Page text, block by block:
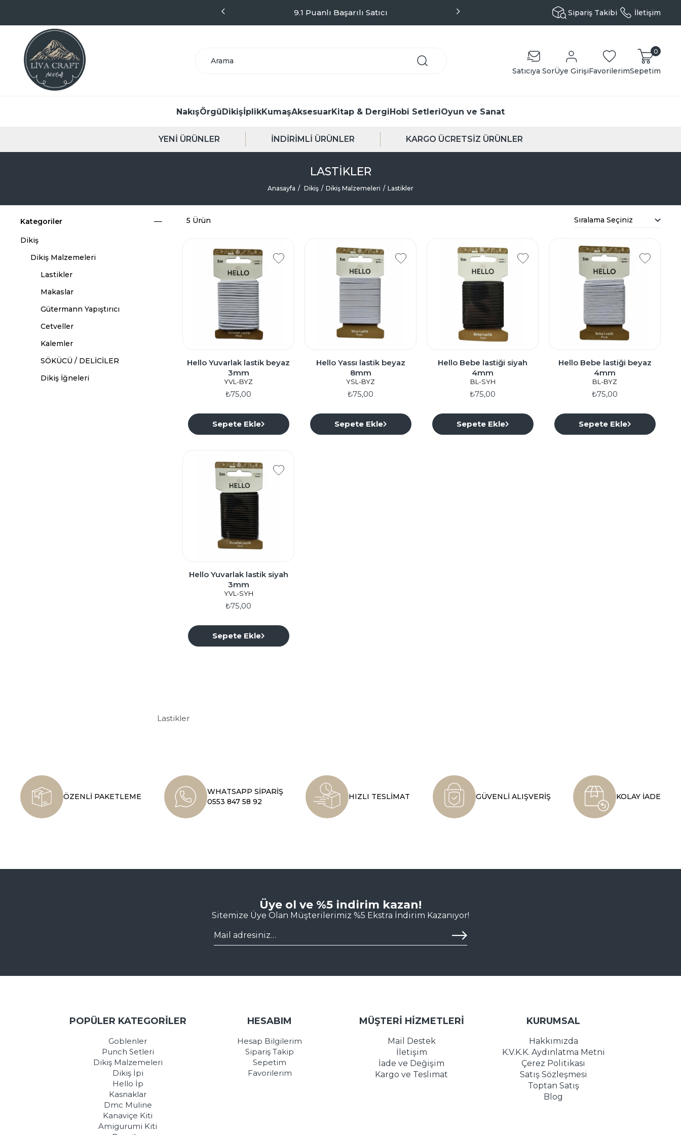
9.1 Puanlı Başarılı Satıcı Kargo Sadece 99TL - Kapıda Ödeme Seçeneği
Sipariş Takibi İletişim
Satıcıya SorÜye GirişiFavorilerimSepetim
0
NakışÖrgüDikişİplikKumaşAksesuarKitap & DergiHobi SetleriOyun ve Sanat
YENİ ÜRÜNLER İNDİRİMLİ ÜRÜNLER KARGO ÜCRETSİZ ÜRÜNLER
LASTIKLER
Anasayfa Dikiş Dikiş Malzemeleri Lastikler
Kategoriler
Dikiş
Dikiş Malzemeleri
Lastikler
Makaslar
Gütermann Yapıştırıcı
Cetveller
Kalemler
SÖKÜCÜ / DELİCİLER
Dikiş İğneleri
5 Ürün
Hello Yuvarlak lastik beyaz
3mm
YVL-BYZ
₺75,00
Sepete Ekle
Hello Yassı lastik beyaz
8mm
YSL-BYZ
₺75,00
Sepete Ekle
Hello Bebe lastiği siyah
4mm
BL-SYH
₺75,00
Sepete Ekle
Hello Bebe lastiği beyaz
4mm
BL-BYZ
₺75,00
Sepete Ekle
Hello Yuvarlak lastik siyah
3mm
YVL-SYH
₺75,00
Sepete Ekle
Lastikler
ÖZENLİ PAKETLEME
WHATSAPP SİPARİŞ
0553 847 58 92
HIZLI TESLİMAT GÜVENLİ ALIŞVERİŞ KOLAY İADE
Üye ol ve %5 indirim kazan!
Sitemize Üye Olan Müşterilerimiz %5 Ekstra İndirim Kazanıyor!
POPÜLER KATEGORİLER
Goblenler
Punch Setleri
Dikiş Malzemeleri
Dikiş İpi
Hello İp
Kasnaklar
Dmc Muline
Kanaviçe Kiti
Amigurumi Kiti
HESABIM
Hesap Bilgilerim
Sipariş Takip
Sepetim
Favorilerim
MÜŞTERİ HİZMETLERİ
Mail Destek
İletişim
İade ve Değişim
Kargo ve Teslimat
KURUMSAL
Hakkımızda
K.V.K.K. Aydınlatma Metni
Çerez Politikası
Satış Sözleşmesi
Toptan Satış
Blog